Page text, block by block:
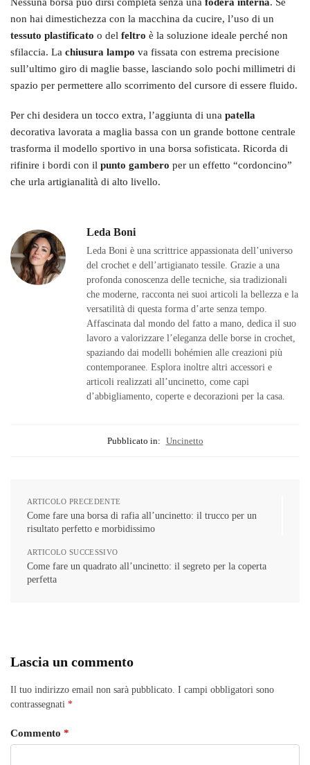
non hai dimestichezza con la macchina da cucire, l’uso di un
tessuto plastificato o del feltro è la soluzione ideale perché non
sfilaccia. La chiusura lampo va fissata con estrema precisione
sull’ultimo giro di maglie basse, lasciando solo pochi millimetri di
spazio per permettere allo scorrimento del cursore di essere fluido.
Per chi desidera un tocco extra, l’aggiunta di una patella
decorativa lavorata a maglia bassa con un grande bottone centrale
trasforma il modello sportivo in una borsa sofisticata. Ricorda di
rifinire i bordi con il punto gambero per un effetto “cordoncino”
che urla artigianalità di alto livello.
Leda Boni
Leda Boni è una scrittrice appassionata dell’universo
del crochet e dell’artigianato tessile. Grazie a una
profonda conoscenza delle tecniche, sia tradizionali
che moderne, racconta nei suoi articoli la bellezza e la
versatilità di questa forma d’arte senza tempo.
Affascinata dal mondo del fatto a mano, dedica il suo
lavoro a valorizzare l’eleganza delle borse in crochet,
spaziando dai modelli bohémien alle creazioni più
contemporanee. Esplora inoltre altri accessori e
articoli realizzati all’uncinetto, come capi
d’abbigliamento, coperte e decorazioni per la casa.
Pubblicato in: Uncinetto
ARTICOLO PRECEDENTE
Come fare una borsa di rafia all’uncinetto: il trucco per un
risultato perfetto e morbidissimo
ARTICOLO SUCCESSIVO
Come fare un quadrato all’uncinetto: il segreto per la coperta
perfetta
Lascia un commento
Il tuo indirizzo email non sarà pubblicato. I campi obbligatori sono
contrassegnati *
Commento *